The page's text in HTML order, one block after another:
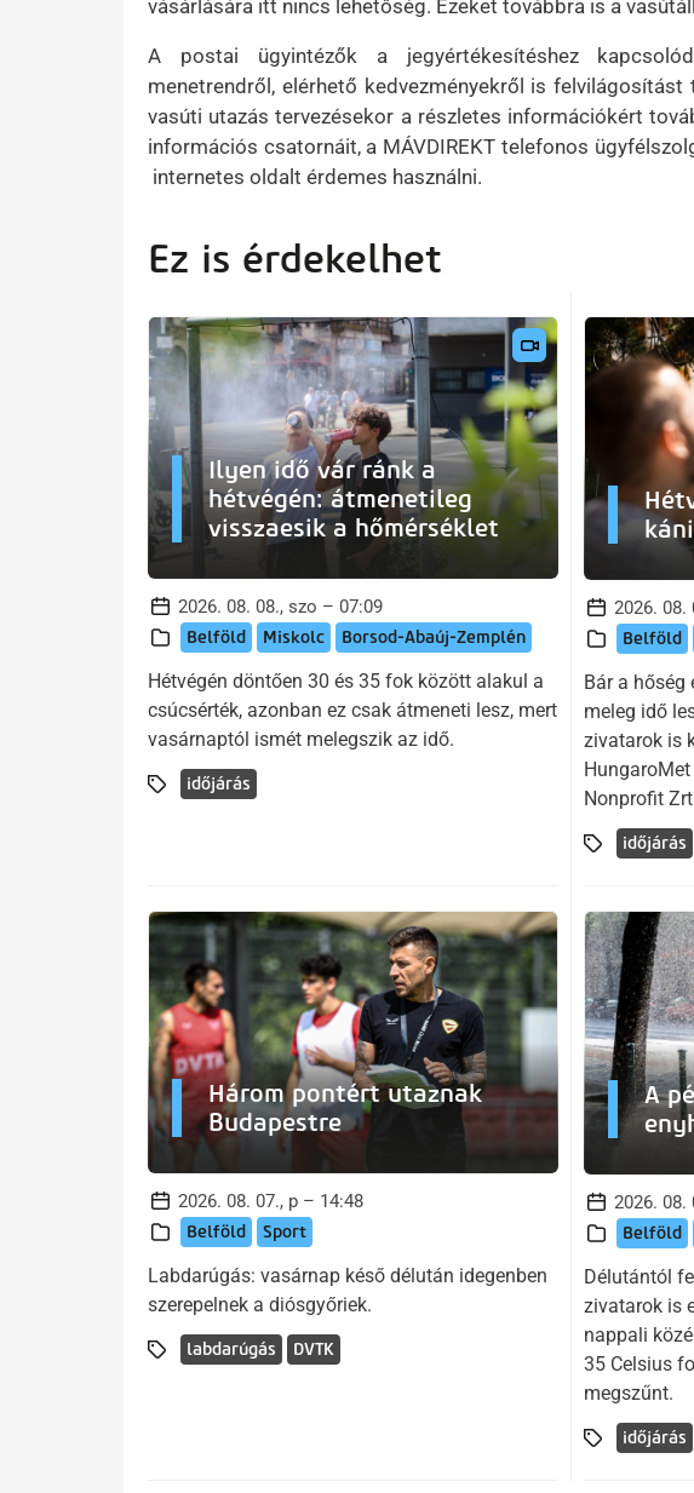
vásárlására itt nincs lehetőség. Ezeket továbbra is a
A postai ügyintézők a jegyértékesítéshez
menetrendről, elérhető kedvezményekről is felvilágosítást
vasúti utazás tervezésekor a részletes információkért
információs csatornáit, a MÁVDIREKT telefonos
internetes oldalt érdemes használni.
Ez is érdekelhet
Ilyen idő vár ránk a
hétvégén: átmenetileg
visszaesik a hőmérséklet
2026. 08. 08., szo – 07:09
Belföld Miskolc Borsod-Abaúj-Zemplén
Hétvégén döntően 30 és 35 fok között alakul a
csúcsérték, azonban ez csak átmeneti lesz, mert
vasárnaptól ismét melegszik az idő.
időjárás
2026. 08.
Belföld
Bár a hőség
meleg idő
zivatarok is
Nonprofit
időjárás
Három pontért utaznak
Budapestre
2026. 08. 07., p – 14:48
Belföld Sport
Labdarúgás: vasárnap késő délután idegenben
szerepelnek a diósgyőriek.
labdarúgás DVTK
A
2026. 08.
Belföld
Délutántól
zivatarok is
nappali
35 Celsius
megszűnt.
időjárás